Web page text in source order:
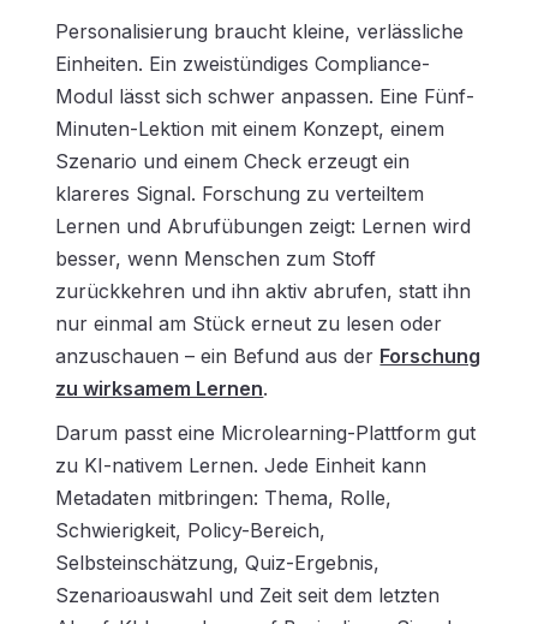
Personalisierung braucht kleine, verlässliche
Einheiten. Ein zweistündiges Compliance-
Modul lässt sich schwer anpassen. Eine Fünf-
Minuten-Lektion mit einem Konzept, einem
Szenario und einem Check erzeugt ein
klareres Signal. Forschung zu verteiltem
Lernen und Abrufübungen zeigt: Lernen wird
besser, wenn Menschen zum Stoff
zurückkehren und ihn aktiv abrufen, statt ihn
nur einmal am Stück erneut zu lesen oder
anzuschauen – ein Befund aus der Forschung
zu wirksamem Lernen.
Darum passt eine Microlearning-Plattform gut
zu KI-nativem Lernen. Jede Einheit kann
Metadaten mitbringen: Thema, Rolle,
Schwierigkeit, Policy-Bereich,
Selbsteinschätzung, Quiz-Ergebnis,
Szenarioauswahl und Zeit seit dem letzten